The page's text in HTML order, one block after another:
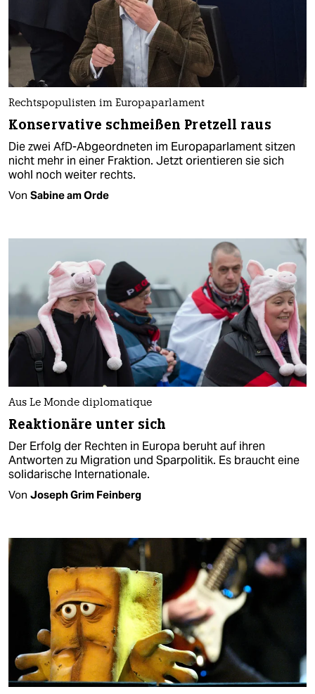
Rechtspopulisten im Europaparlament
Konservative schmeißen Pretzell raus
Die zwei AfD-Abgeordneten im Europaparlament sitzen
nicht mehr in einer Fraktion. Jetzt orientieren sie sich
wohl noch weiter rechts.
Von Sabine am Orde
Aus Le Monde diplomatique
Reaktionäre unter sich
Der Erfolg der Rechten in Europa beruht auf ihren
Antworten zu Migration und Sparpolitik. Es braucht eine
solidarische Internationale.
Von Joseph Grim Feinberg